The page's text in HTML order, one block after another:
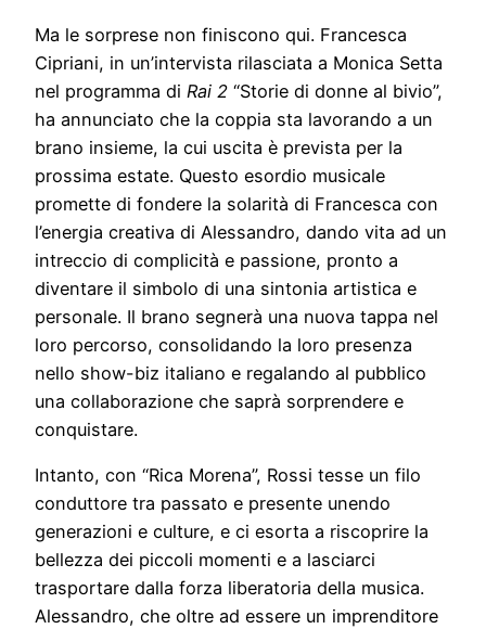
Ma le sorprese non finiscono qui. Francesca
Cipriani, in un’intervista rilasciata a Monica Setta
nel programma di Rai 2 “Storie di donne al bivio”,
ha annunciato che la coppia sta lavorando a un
brano insieme, la cui uscita è prevista per la
prossima estate. Questo esordio musicale
promette di fondere la solarità di Francesca con
l’energia creativa di Alessandro, dando vita ad un
intreccio di complicità e passione, pronto a
diventare il simbolo di una sintonia artistica e
personale. Il brano segnerà una nuova tappa nel
loro percorso, consolidando la loro presenza
nello show-biz italiano e regalando al pubblico
una collaborazione che saprà sorprendere e
conquistare.
Intanto, con “Rica Morena”, Rossi tesse un filo
conduttore tra passato e presente unendo
generazioni e culture, e ci esorta a riscoprire la
bellezza dei piccoli momenti e a lasciarci
trasportare dalla forza liberatoria della musica.
Alessandro, che oltre ad essere un imprenditore